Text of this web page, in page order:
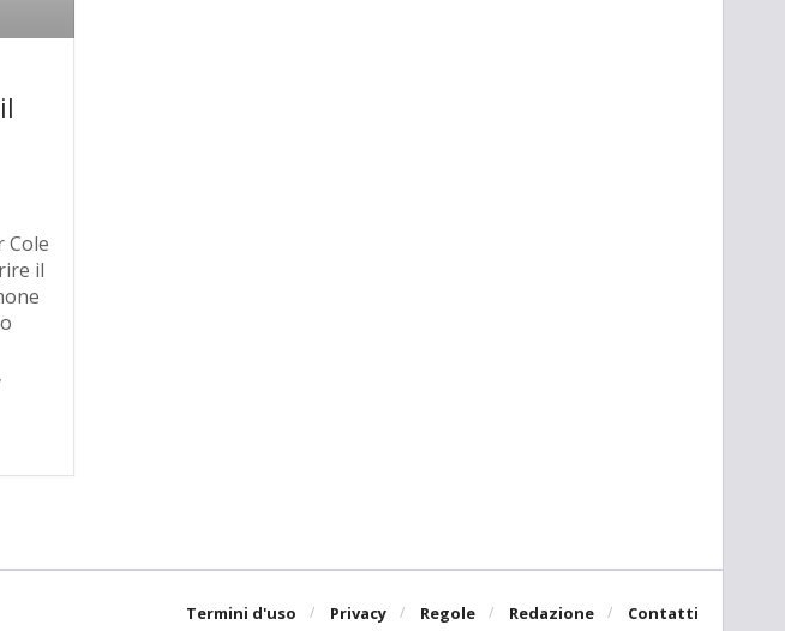
Cole
il
Termini d'uso Privacy Regole Redazione Contatti